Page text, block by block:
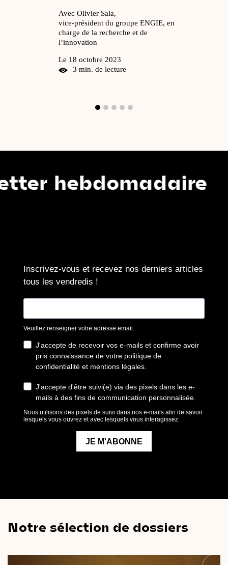
Avec Olivier Sala,
vice-président du groupe ENGIE, en
charge de la recherche et de
l’innovation
Le 18 octobre 2023
3 min. de lecture
Notre sélection de dossiers